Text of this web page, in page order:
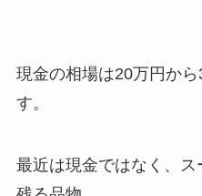
現金の相場は20万円か
す。
最近は現金ではなく、